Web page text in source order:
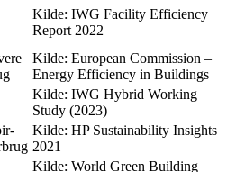
Kilde: IWG Facility Efficiency
Report 2022
Kilde: European Commission –
Energy Efficiency in Buildings
Kilde: IWG Hybrid Working
Study (2023)
Kilde: HP Sustainability Insights
2021
Kilde: World Green Building